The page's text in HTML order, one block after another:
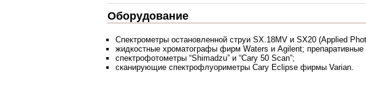
Оборудование
Спектрометры остановленной струи SX.18MV и SX20 (Applied
жидкостные хроматографы фирм Waters и Agilent;
спектрофотометры “Shimadzu” и “Cary 50 Scan”;
сканирующие спектрофлуориметры Сary Eclipse фирмы Varian.